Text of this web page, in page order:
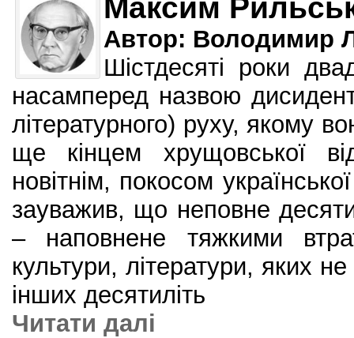
Максим
Автор: Володимир
Шістдесяті роки
насамперед назвою
літературного) руху, якому
ще кінцем хрущовської
новітнім, покосом
зауважив, що неповне
– наповнене тяжкими
культури, літератури, яких
інших десятиліть
Читати далi